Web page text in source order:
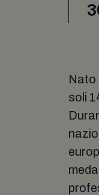
Nato
soli